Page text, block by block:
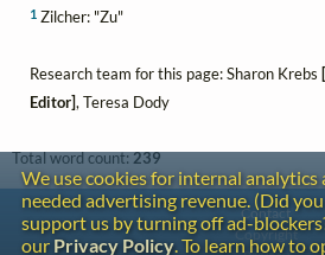
1Zilcher: "Zu"
Research team for this page: Sharon Krebs
Editor], Teresa Dody
Total word count:239
We use cookies for internal analytics
needed advertising revenue. (Did
support us by turning off ad-
our Privacy Policy. To learn how to
Contact
Copyright